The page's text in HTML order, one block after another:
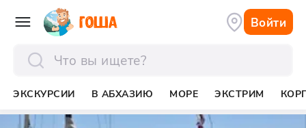
Войти
ЭКСКУРСИИ В АБХАЗИЮ МОРЕ ЭКСТРИМ